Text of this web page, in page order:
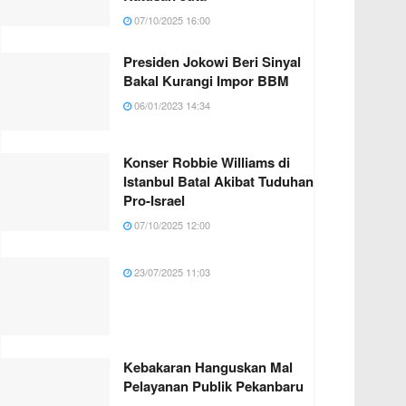
07/10/2025 16:00
Presiden Jokowi Beri Sinyal
Bakal Kurangi Impor BBM
06/01/2023 14:34
Konser Robbie Williams di
Istanbul Batal Akibat Tuduhan
Pro-Israel
07/10/2025 12:00
23/07/2025 11:03
Kebakaran Hanguskan Mal
Pelayanan Publik Pekanbaru